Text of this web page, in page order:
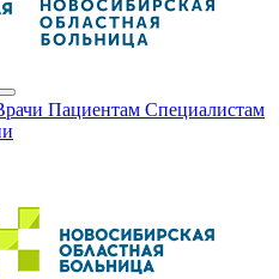
Пациентам Специалистам